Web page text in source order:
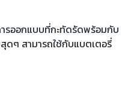
รออกแบบที่กะทัดรัดพร้อมกับ
ดๆ สามารถใช้กับแบตเตอรี่